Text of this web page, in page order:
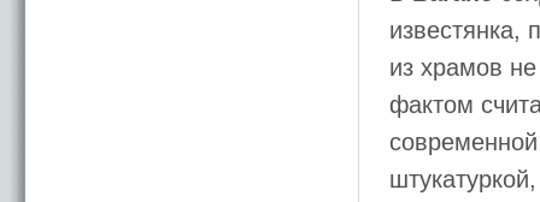
известянка,
из храмов
фактом